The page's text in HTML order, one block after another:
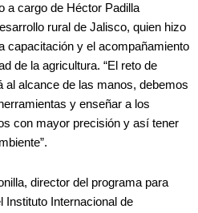
a cargo de Héctor Padilla
rural de Jalisco, quien hizo
capacitación y el acompañamiento
de la agricultura. “El reto de
al alcance de las manos, debemos
y enseñar a los
con mayor precisión y así tener
director del programa para
Instituto Internacional de